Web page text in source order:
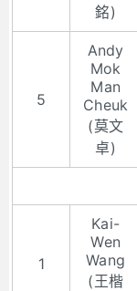
銘)
5
Andy
Mok
Man
Cheuk
(莫文
卓)
1
Kai-
Wen
Wang
(王楷